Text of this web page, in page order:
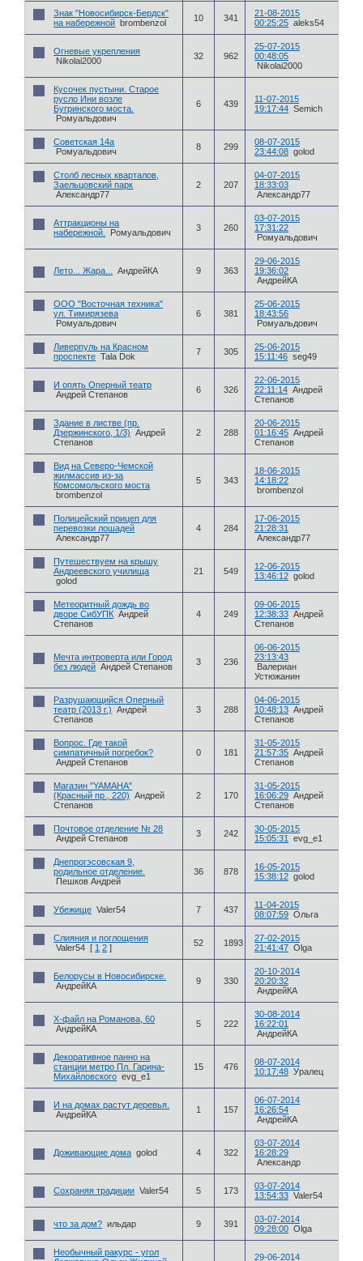
Знак "Новосибирск-Бердск"
на набережной brombenzol 10 341
21-08-2015
00:25:25 aleks54
Огневые укрепления
Nikolai2000
32 962
25-07-2015
00:48:05
Nikolai2000
Кусочек пустыни. Старое
русло Ини возле
Бугринского моста.
Ромуальдович
6 439
11-07-2015
19:17:44 Semich
Советская 14а
Ромуальдович
8 299
08-07-2015
23:44:08 golod
Столб лесных кварталов,
Заельцовский парк
Александр77
2 207
04-07-2015
18:33:03
Александр77
Аттракционы на
набережной.
Ромуальдович 3 260
03-07-2015
17:31:22
Ромуальдович
Лето... Жара... АндрейКА 9 363
29-06-2015
19:36:02
АндрейКА
ООО "Восточная техника"
ул. Тимирязева
Ромуальдович
6 381
25-06-2015
18:43:56
Ромуальдович
Ливерпуль на Красном
проспекте Tala Dok 7 305
25-06-2015
15:11:46 seg49
И опять Оперный театр
Андрей Степанов
6 326
22-06-2015
22:11:14 Андрей
Степанов
Здание в листве (пр.
Дзержинского, 1/3)
Андрей
Степанов
2 288
20-06-2015
01:16:45 Андрей
Степанов
Вид на Северо-Чемской
жилмассив из-за
Комсомольского моста
brombenzol
5 343
18-06-2015
14:18:22
brombenzol
Полицейский прицеп для
перевозки лошадей
Александр77
4 284
17-06-2015
21:28:31
Александр77
Путешествуем на крышу
Андреевского училища
golod
21 549
12-06-2015
13:46:12 golod
Метеоритный дождь во
дворе СибУПК Андрей
Степанов
4 249
09-06-2015
12:38:33 Андрей
Степанов
Мечта интроверта или Город
без людей Андрей Степанов 3 236
06-06-2015
23:13:43
Валериан
Устюжанин
Разрушающийся Оперный
театр (2013 г.)
Андрей
Степанов
3 288
04-06-2015
10:48:13 Андрей
Степанов
Вопрос. Где такой
симпатичный погребок?
Андрей Степанов
0 181
31-05-2015
21:57:35 Андрей
Степанов
Магазин "YAMAHA"
(Красный пр., 220)
Андрей
Степанов
2 170
31-05-2015
16:06:29 Андрей
Степанов
Почтовое отделение № 28
Андрей Степанов
3 242
30-05-2015
15:05:31
evg_e1
Днепрогэсовская 9,
родильное отделение.
Пешков Андрей
36 878
16-05-2015
15:38:12 golod
Убежище Valer54 7 437
11-04-2015
08:07:59 Ольга
Слияния и поглощения
Valer54 [ 1 2 ] 52 1893
27-02-2015
21:41:47 Olga
Белорусы в Новосибирске.
АндрейКА
9 330
20-10-2014
20:20:32
АндрейКА
Х-файл на Романова, 60
АндрейКА
5 222
30-08-2014
16:22:01
АндрейКА
Декоративное панно на
станции метро Пл. Гарина-
Михайловского evg_e1
15 476
08-07-2014
10:17:48 Уралец
И на домах растут деревья.
АндрейКА
1 157
06-07-2014
16:26:54
АндрейКА
Доживающие дома golod 4 322
03-07-2014
16:28:29
Александр
Сохраняя традиции Valer54 5 173
03-07-2014
13:54:33 Valer54
что за дом? ильдар 9 391
03-07-2014
09:28:00 Olga
Необычный ракурс - угол
29-06-2014